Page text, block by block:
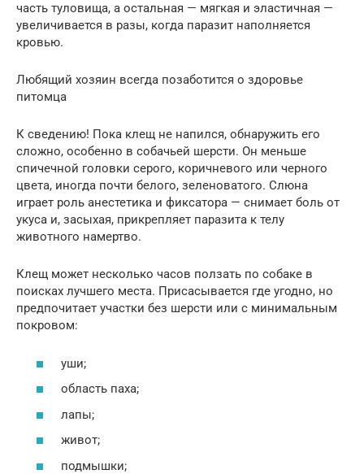
часть туловища, а остальная — мягкая и эластичная —
увеличивается в разы, когда паразит наполняется
кровью.
Любящий хозяин всегда позаботится о здоровье
питомца
К сведению! Пока клещ не напился, обнаружить его
сложно, особенно в собачьей шерсти. Он меньше
спичечной головки серого, коричневого или черного
цвета, иногда почти белого, зеленоватого. Слюна
играет роль анестетика и фиксатора — снимает боль от
укуса и, засыхая, прикрепляет паразита к телу
животного намертво.
Клещ может несколько часов ползать по собаке в
поисках лучшего места. Присасывается где угодно, но
предпочитает участки без шерсти или с минимальным
покровом:
уши;
область паха;
лапы;
живот;
подмышки;